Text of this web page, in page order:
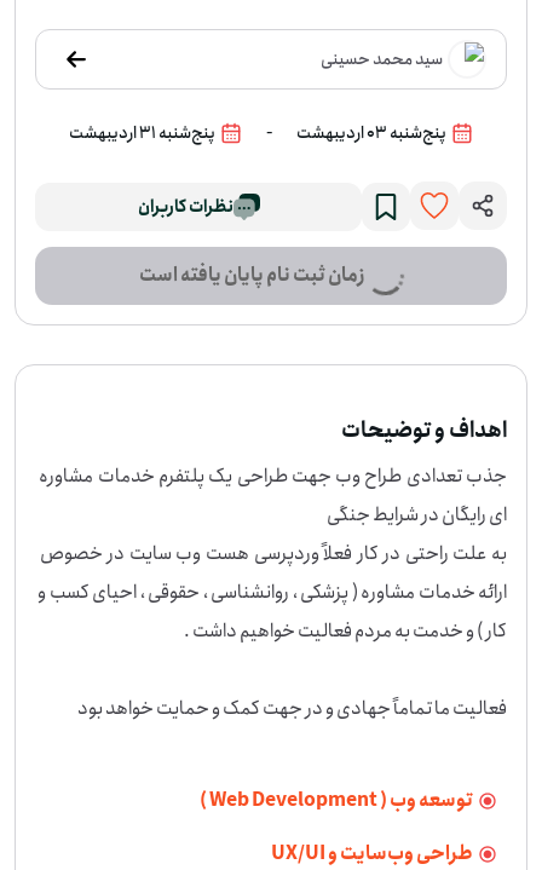
سید محمد حسینی
پنج‌شنبه 03 اردیبهشت - پنج‌شنبه 31 اردیبهشت
نظرات کاربران
زمان ثبت نام پایان یافته است
اهداف و توضیحات
جذب تعدادی طراح وب جهت طراحی یک پلتفرم خدمات مشاوره
به علت راحتی در کار فعلاً وردپرسی هست وب سایت در خصوص
ارائه خدمات مشاوره ( پزشکی ، روانشناسی ، حقوقی ، احیای کسب و
فعالیت ما تماماً جهادی و در جهت کمک و حمایت خواهد بود
توسعه وب ( Web Development )
طراحی وب‌سایت و UX/UI